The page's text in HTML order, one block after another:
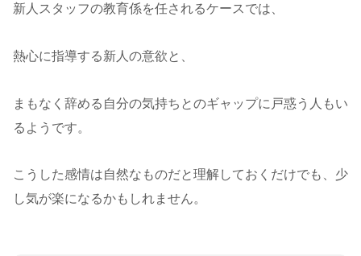
新人スタッフの教育係を任されるケースでは、
熱心に指導する新人の意欲と、
まもなく辞める自分の気持ちとのギャップに戸惑う人もい
るようです。
こうした感情は自然なものだと理解しておくだけでも、少
し気が楽になるかもしれません。